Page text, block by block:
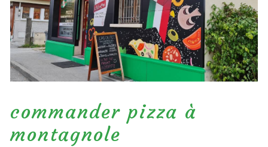
commander pizza à
montagnole